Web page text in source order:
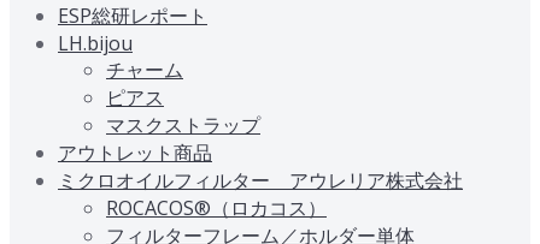
ESP総研レポート
LH.bijou
チャーム
ピアス
マスクストラップ
アウトレット商品
ミクロオイルフィルター アウレリア株式会社
ROCACOS®（ロカコス）
フィルターフレーム／ホルダー単体